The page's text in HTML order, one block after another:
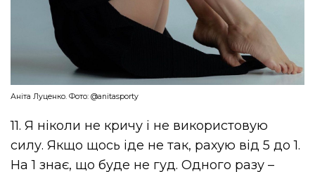
Аніта Луценко. Фото: @anitasporty
11. Я ніколи не кричу і не використовую
силу. Якщо щось іде не так, рахую від 5 до 1.
На 1 знає, що буде не гуд. Одного разу –